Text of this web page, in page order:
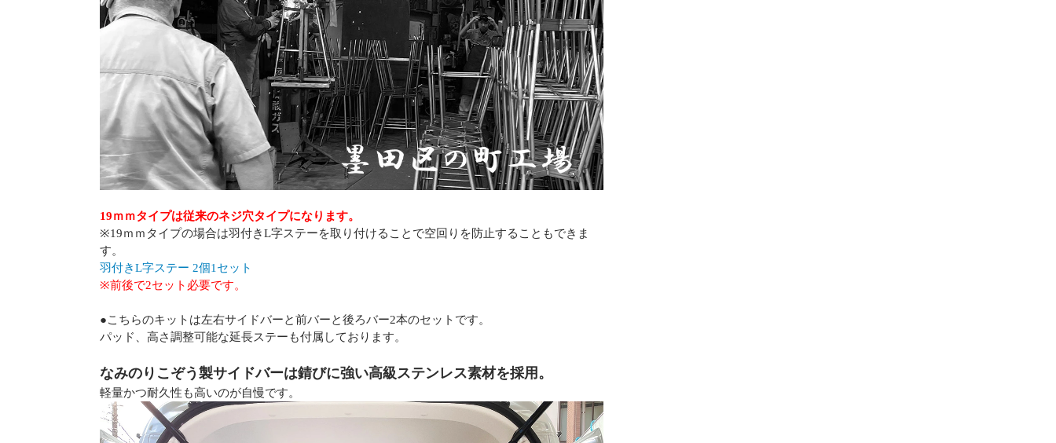
19ｍｍタイプは従来のネジ穴タイプになります。
※19ｍｍタイプの場合は羽付きL字ステーを取り付けることで空回りを防止することもできま
す。
羽付きL字ステー 2個1セット
※前後で2セット必要です。
●こちらのキットは左右サイドバーと前バーと後ろバー2本のセットです。
パッド、高さ調整可能な延長ステーも付属しております。
なみのりこぞう製サイドバーは錆びに強い高級ステンレス素材を採用。
軽量かつ耐久性も高いのが自慢です。